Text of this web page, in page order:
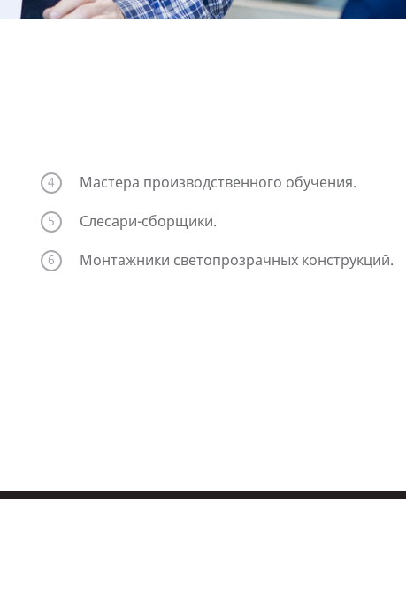
Мастера производственного обучения.
Слесари-сборщики.
Монтажники светопрозрачных конструкций.